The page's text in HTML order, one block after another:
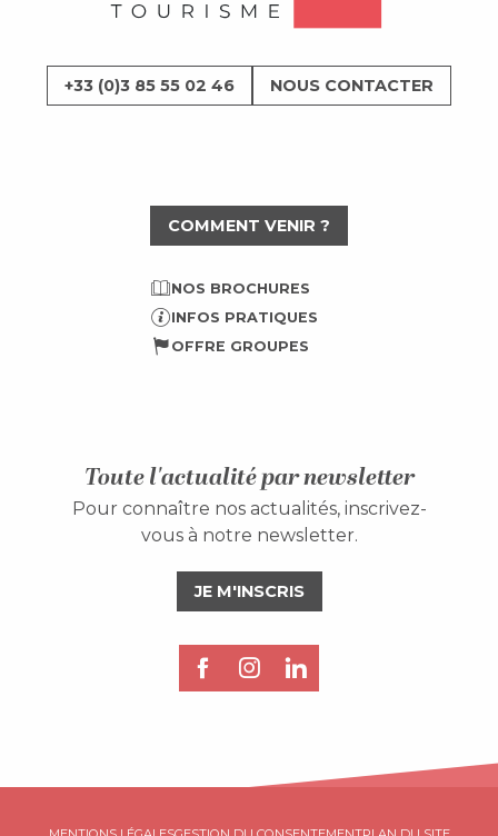
COMMENT VENIR ?
NOS BROCHURES
INFOS PRATIQUES
OFFRE GROUPES
+33 (0)3 85 55 02 46 NOUS CONTACTER
Toute l'actualité par newsletter
Pour connaître nos actualités, inscrivez-
vous à notre newsletter.
JE M'INSCRIS